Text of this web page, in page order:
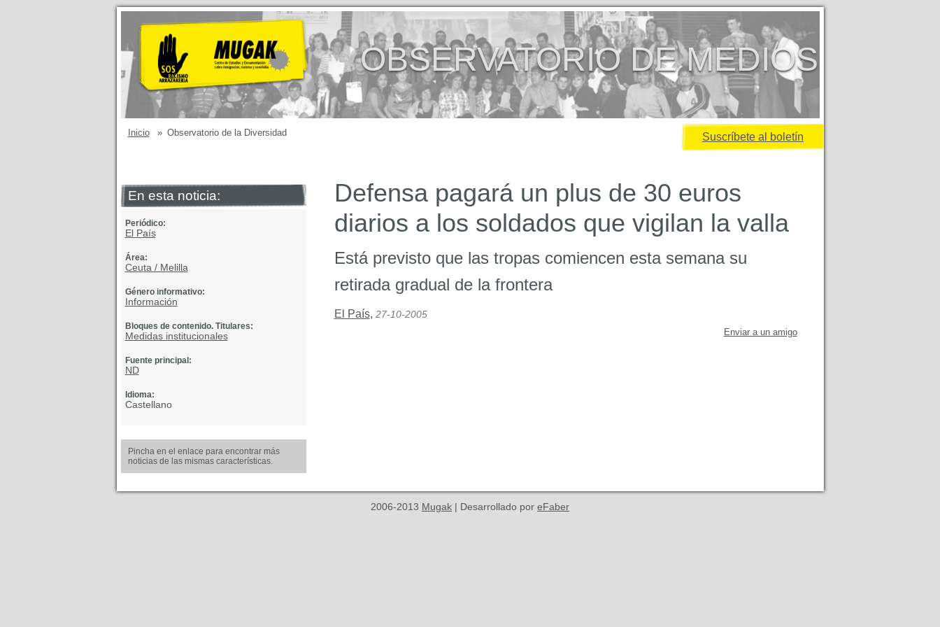
OBSERVATORIO DE MEDIOS
Inicio » Observatorio de la Diversidad Suscríbete al boletín
En esta noticia:
Periódico:
El País
Área:
Ceuta / Melilla
Género informativo:
Información
Bloques de contenido. Titulares:
Medidas institucionales
Fuente principal:
ND
Idioma:
Castellano
Pincha en el enlace para encontrar más
noticias de las mismas características.
Defensa pagará un plus de 30 euros
diarios a los soldados que vigilan la valla
Está previsto que las tropas comiencen esta semana su
retirada gradual de la frontera
El País, 27-10-2005
Enviar a un amigo
2006-2013 Mugak | Desarrollado por eFaber